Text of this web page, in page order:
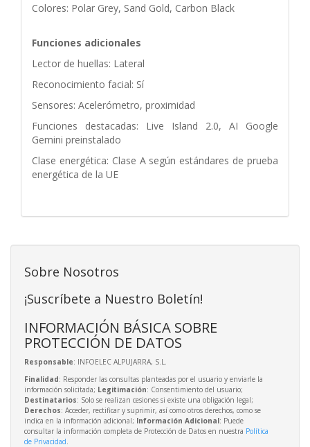
Colores: Polar Grey, Sand Gold, Carbon Black
Funciones adicionales
Lector de huellas: Lateral
Reconocimiento facial: Sí
Sensores: Acelerómetro, proximidad
Funciones destacadas: Live Island 2.0, AI Google
Gemini preinstalado
Clase energética: Clase A según estándares de prueba
energética de la UE
Sobre Nosotros
¡Suscríbete a Nuestro Boletín!
INFORMACIÓN BÁSICA SOBRE
PROTECCIÓN DE DATOS
Responsable: INFOELEC ALPUJARRA, S.L.
Finalidad: Responder las consultas planteadas por el usuario y enviarle la
información solicitada; Legitimación: Consentimiento del usuario;
Destinatarios: Solo se realizan cesiones si existe una obligación legal;
Derechos: Acceder, rectificar y suprimir, así como otros derechos, como se
indica en la información adicional; Información Adicional: Puede
consultar la información completa de Protección de Datos en nuestra Política
de Privacidad